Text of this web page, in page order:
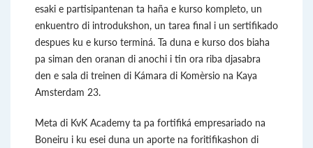
esaki e partisipantenan ta haña e kurso kompleto, un
enkuentro di introdukshon, un tarea final i un sertifikado
despues ku e kurso terminá. Ta duna e kurso dos biaha
pa siman den oranan di anochi i tin ora riba djasabra
den e sala di treinen di Kámara di Komèrsio na Kaya
Amsterdam 23.
Meta di KvK Academy ta pa fortifiká empresariado na
Boneiru i ku esei duna un aporte na foritifikashon di